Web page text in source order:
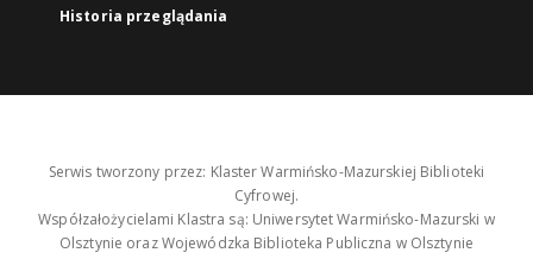
Historia przeglądania
Serwis tworzony przez: Klaster Warmińsko-Mazurskiej Biblioteki
Cyfrowej.
Współzałożycielami Klastra są: Uniwersytet Warmińsko-Mazurski w
Olsztynie oraz Wojewódzka Biblioteka Publiczna w Olsztynie